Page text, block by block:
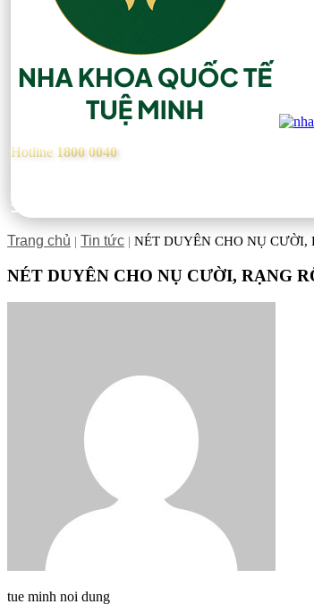
Hotline 1800 0040
Trang chủ | Tin tức | NÉT DUYÊN CHO NỤ CƯỜI,
NÉT DUYÊN CHO NỤ CƯỜI, RẠNG
tue minh noi dung